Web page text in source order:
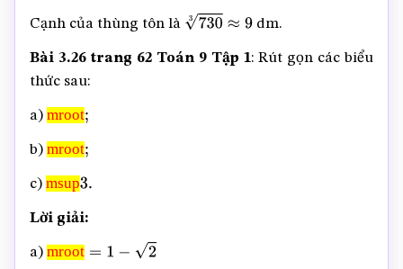
Cạnh của thùng tôn là 730 3≈9 dm.
Bài 3.26 trang 62 Toán 9 Tập 1: Rút gọn các biểu
thức sau:
a) mroot
mroot
b) mroot
mroot
c) msup
msup3.
Lời giải:
a) mroot
mroot =1 − 2